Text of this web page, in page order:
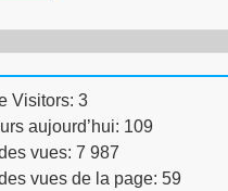
Visitors: 3
aujourd’hui: 109
vues: 7 987
vues de la page: 59